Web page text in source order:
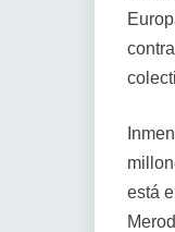
está